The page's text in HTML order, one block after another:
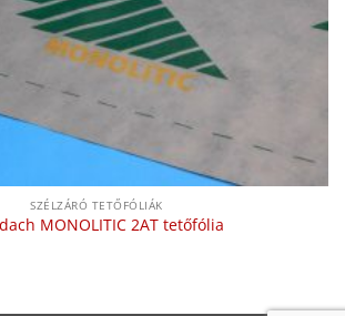
SZÉLZÁRÓ TETŐFÓLIÁK
MONOLITIC 2AT tetőfólia